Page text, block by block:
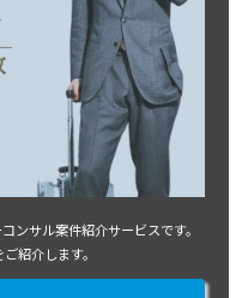
ンサル案件紹介サービスです。
紹介します。